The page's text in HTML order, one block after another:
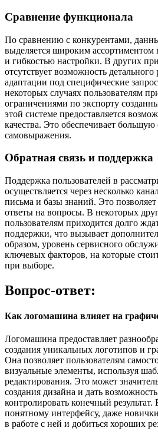
Сравнение функционала
По сравнению с конкурентами,
выделяется широким ассортиментом
и гибкостью настройки. В других
отсутствует возможность
адаптации под специфические
некоторых случаях пользователям
ограничениями по экспорту
этой системе предоставляется
качества. Это обеспечивает большую
самовыражения.
Обратная связь и поддержка
Поддержка пользователей в
осуществляется через несколько
письма и базы знаний. Это
ответы на вопросы. В некоторых
пользователям приходится долго
поддержки, что вызывает
образом, уровень сервисного
ключевых факторов, на которые
при выборе.
Вопрос-ответ:
Как логомашина влияет на
Логомашина предоставляет
создания уникальных логотипов и
Она позволяет пользователям
визуальные элементы, используя
редактирования. Это может
создания дизайна и дать
контролировать конечный
понятному интерфейсу, даже
в работе с ней и добиться хороших